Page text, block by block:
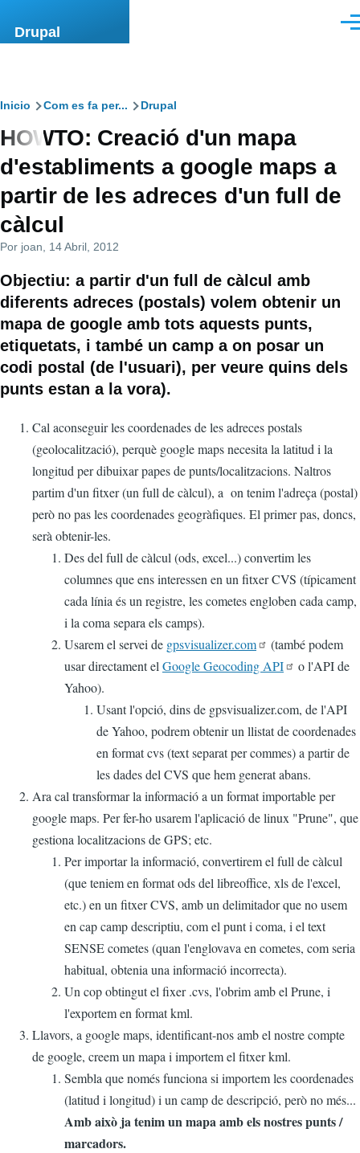
Drupal
Ruta
de
navegación
Inicio Com es fa per... Drupal
HOWTO: Creació d'un mapa
d'establiments a google maps a
partir de les adreces d'un full de
càlcul
Por joan , 14 Abril, 2012
Objectiu: a partir d'un full de càlcul amb
diferents adreces (postals) volem obtenir un
mapa de google amb tots aquests punts,
etiquetats, i també un camp a on posar un
codi postal (de l'usuari), per veure quins dels
punts estan a la vora).
Cal aconseguir les coordenades de les adreces postals
(geolocalització), perquè google maps necesita la latitud i la
longitud per dibuixar papes de punts/localitzacions. Naltros
partim d'un fitxer (un full de càlcul), a on tenim l'adreça (postal)
però no pas les coordenades geogràfiques. El primer pas, doncs,
serà obtenir-les.
Des del full de càlcul (ods, excel...) convertim les
columnes que ens interessen en un fitxer CVS (típicament
cada línia és un registre, les cometes engloben cada camp,
i la coma separa els camps).
Usarem el servei de gpsvisualizer.com
(també podem
usar directament el Google Geocoding API
o l'API de
Yahoo).
Usant l'opció, dins de gpsvisualizer.com, de l'API
de Yahoo, podrem obtenir un llistat de coordenades
en format cvs (text separat per commes) a partir de
les dades del CVS que hem generat abans.
Ara cal transformar la informació a un format importable per
google maps. Per fer-ho usarem l'aplicació de linux "Prune", que
gestiona localitzacions de GPS; etc.
Per importar la informació, convertirem el full de càlcul
(que teniem en format ods del libreoffice, xls de l'excel,
etc.) en un fitxer CVS, amb un delimitador que no usem
en cap camp descriptiu, com el punt i coma, i el text
SENSE cometes (quan l'englovava en cometes, com seria
habitual, obtenia una informació incorrecta).
Un cop obtingut el fixer .cvs, l'obrim amb el Prune, i
l'exportem en format kml.
Llavors, a google maps, identificant-nos amb el nostre compte
de google, creem un mapa i importem el fitxer kml.
Sembla que només funciona si importem les coordenades
(latitud i longitud) i un camp de descripció, però no més...
Amb això ja tenim un mapa amb els nostres punts /
marcadors.